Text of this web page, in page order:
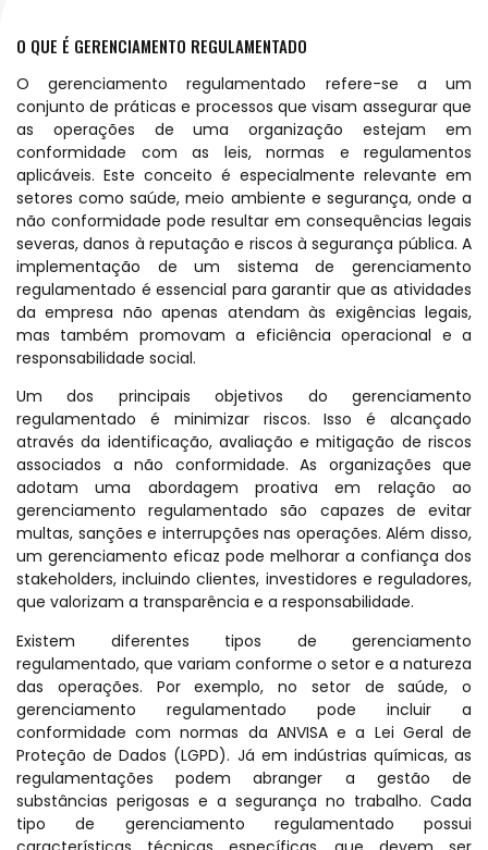
O QUE É GERENCIAMENTO REGULAMENTADO
O gerenciamento regulamentado refere-se a um
conjunto de práticas e processos que visam assegurar que
as operações de uma organização estejam em
conformidade com as leis, normas e regulamentos
aplicáveis. Este conceito é especialmente relevante em
setores como saúde, meio ambiente e segurança, onde a
não conformidade pode resultar em consequências legais
severas, danos à reputação e riscos à segurança pública. A
implementação de um sistema de gerenciamento
regulamentado é essencial para garantir que as atividades
da empresa não apenas atendam às exigências legais,
mas também promovam a eficiência operacional e a
responsabilidade social.
Um dos principais objetivos do gerenciamento
regulamentado é minimizar riscos. Isso é alcançado
através da identificação, avaliação e mitigação de riscos
associados a não conformidade. As organizações que
adotam uma abordagem proativa em relação ao
gerenciamento regulamentado são capazes de evitar
multas, sanções e interrupções nas operações. Além disso,
um gerenciamento eficaz pode melhorar a confiança dos
stakeholders, incluindo clientes, investidores e reguladores,
que valorizam a transparência e a responsabilidade.
Existem diferentes tipos de gerenciamento
regulamentado, que variam conforme o setor e a natureza
das operações. Por exemplo, no setor de saúde, o
gerenciamento regulamentado pode incluir a
conformidade com normas da ANVISA e a Lei Geral de
Proteção de Dados (LGPD). Já em indústrias químicas, as
regulamentações podem abranger a gestão de
substâncias perigosas e a segurança no trabalho. Cada
tipo de gerenciamento regulamentado possui